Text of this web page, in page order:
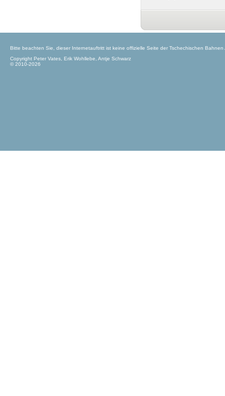
Bitte beachten Sie, dieser Internetauftritt ist keine offizielle Seite der Tschechischen
Copyright Peter Vates, Erik Wohllebe, Antje Schwarz
© 2010-2026